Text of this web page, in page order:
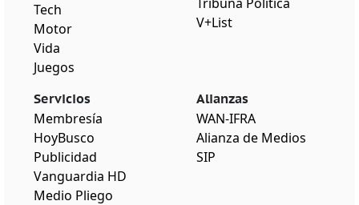
Tech
Motor
Vida
Juegos
V+List
Servicios
Membresía
HoyBusco
Publicidad
Vanguardia HD
Medio Pliego
Alianzas
WAN-IFRA
Alianza de Medios
SIP